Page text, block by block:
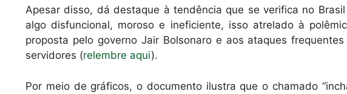
Apesar disso, dá destaque à tendência que se verifica no
algo disfuncional, moroso e ineficiente, isso atrelado à
proposta pelo governo Jair Bolsonaro e aos ataques
servidores (relembre aqui).
Por meio de gráficos, o documento ilustra que o chamado